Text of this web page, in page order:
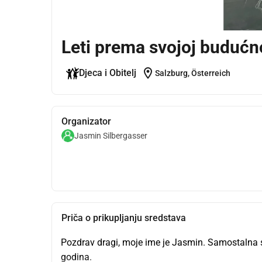
Leti prema svojoj
Djeca i Obitelj location_on Salzburg, Österreich
Organizator
Jasmin Silbergasser
Priča o prikupljanju sredstava
Pozdrav dragi, moje ime je Jasmin.
godina.